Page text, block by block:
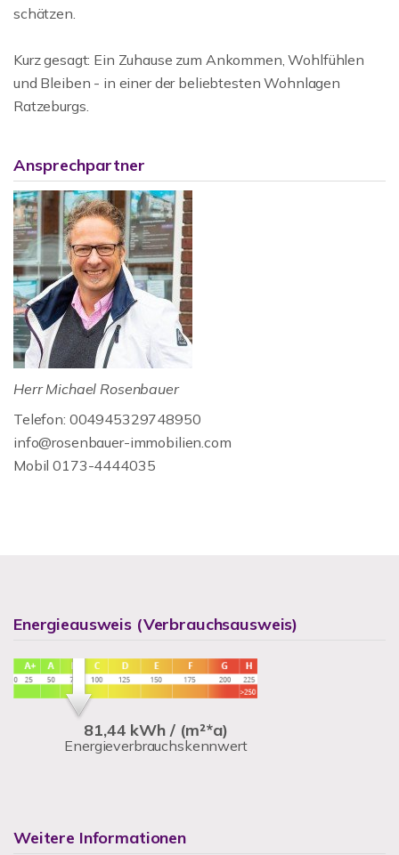
schätzen.
Kurz gesagt: Ein Zuhause zum Ankommen, Wohlfühlen
und Bleiben - in einer der beliebtesten Wohnlagen
Ratzeburgs.
Ansprechpartner
Herr Michael Rosenbauer
Telefon: 004945329748950
info@rosenbauer-immobilien.com
Mobil 0173-4444035
Energieausweis (Verbrauchsausweis)
81,44 kWh / (m²*a)
Energieverbrauchskennwert
Weitere Informationen